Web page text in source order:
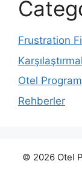
Frustration
Otel
Rehberler
© 2026 Otel